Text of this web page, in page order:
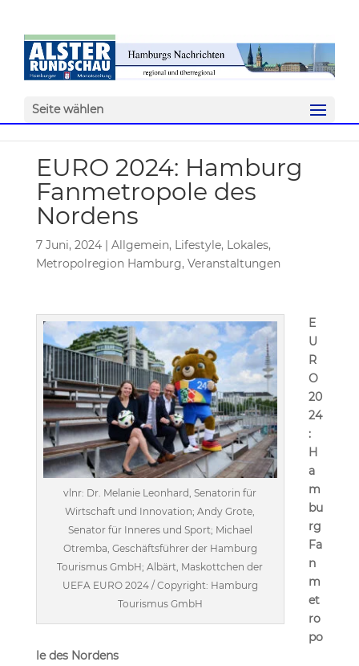
Seite wählen
EURO 2024: Hamburg
Fanmetropole des
Nordens
7 Juni, 2024| Allgemein, Lifestyle, Lokales,
Metropolregion Hamburg, Veranstaltungen
vlnr: Dr. Melanie Leonhard, Senatorin für
Wirtschaft und Innovation; Andy Grote,
Senator für Inneres und Sport; Michael
Otremba, Geschäftsführer der Hamburg
Tourismus GmbH; Albärt, Maskottchen der
UEFA EURO 2024 / Copyright: Hamburg
Tourismus GmbH
E
U
R
O
20
24
:
H
a
m
bu
rg
Fa
n
m
et
ro
po
le des Nordens